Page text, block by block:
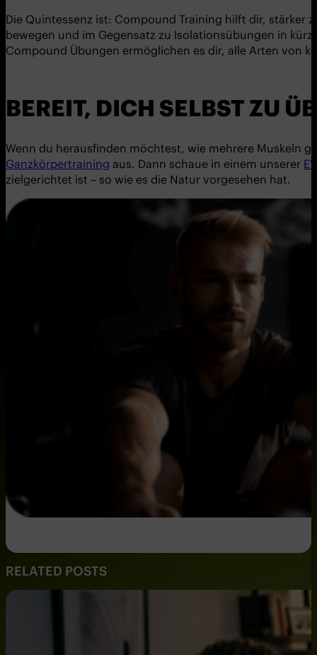
Die Quintessenz ist: Compound Training hilft dir, stärker
bewegen und im Gegensatz zu Isolationsübungen in
Compound Übungen ermöglichen es dir, alle Arten von
BEREIT, DICH SELBST ZU
Wenn du herausfinden möchtest, wie mehrere Muskeln
Ganzkörpertraining aus. Dann schaue in einem unserer
zielgerichtet ist – so wie es die Natur vorgesehen hat.
RELATED POSTS